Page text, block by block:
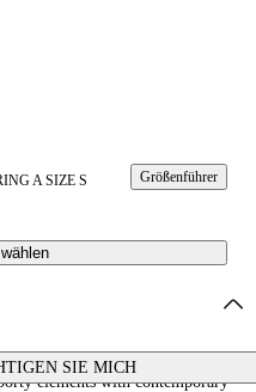
A SIZE S Größenführer
SIE MICH
elements with contemporary